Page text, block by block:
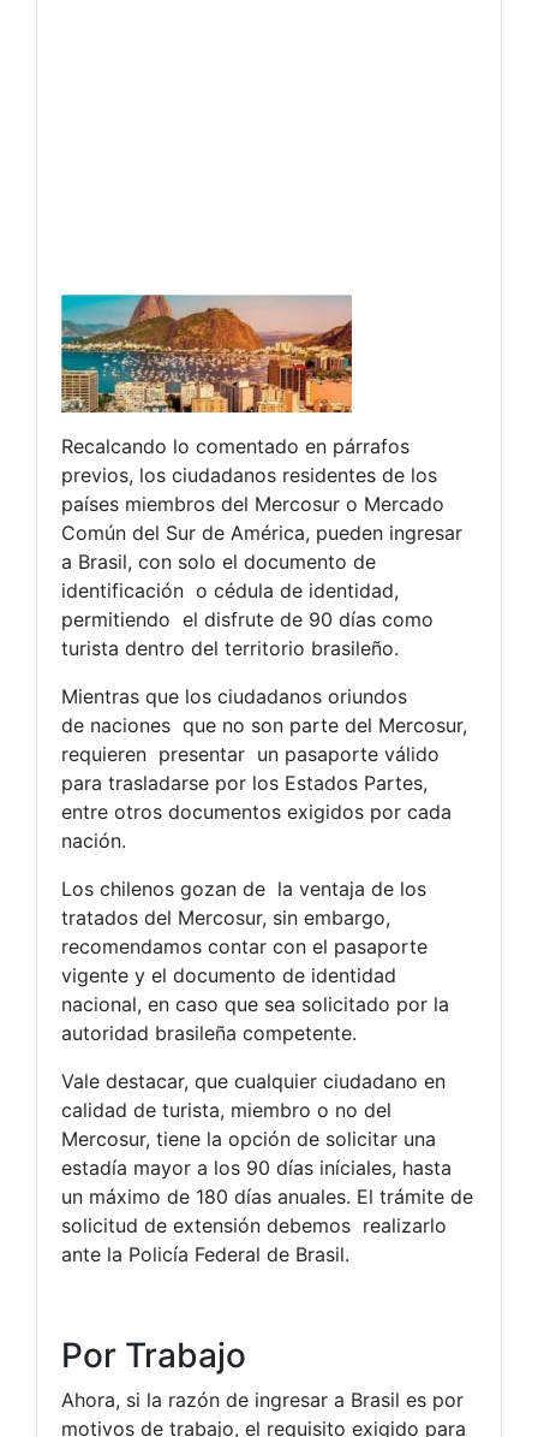
Recalcando lo comentado en párrafos
previos, los ciudadanos residentes de los
países miembros del Mercosur o Mercado
Común del Sur de América, pueden ingresar
a Brasil, con solo el documento de
identificación o cédula de identidad,
permitiendo el disfrute de 90 días como
turista dentro del territorio brasileño.
Mientras que los ciudadanos oriundos
de naciones que no son parte del Mercosur,
requieren presentar un pasaporte válido
para trasladarse por los Estados Partes,
entre otros documentos exigidos por cada
nación.
Los chilenos gozan de la ventaja de los
tratados del Mercosur, sin embargo,
recomendamos contar con el pasaporte
vigente y el documento de identidad
nacional, en caso que sea solicitado por la
autoridad brasileña competente.
Vale destacar, que cualquier ciudadano en
calidad de turista, miembro o no del
Mercosur, tiene la opción de solicitar una
estadía mayor a los 90 días iníciales, hasta
un máximo de 180 días anuales. El trámite de
solicitud de extensión debemos realizarlo
ante la Policía Federal de Brasil.
Por Trabajo
Ahora, si la razón de ingresar a Brasil es por
motivos de trabajo, el requisito exigido para